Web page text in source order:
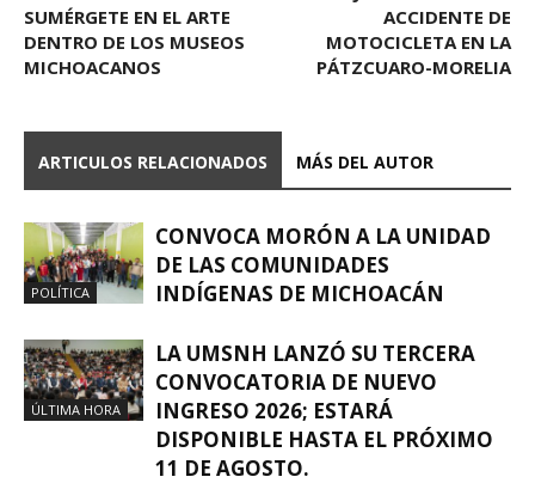
SUMÉRGETE EN EL ARTE
DENTRO DE LOS MUSEOS
MICHOACANOS
ACCIDENTE DE
MOTOCICLETA EN LA
PÁTZCUARO-MORELIA
ARTICULOS RELACIONADOS MÁS DEL AUTOR
POLÍTICA
CONVOCA MORÓN A LA UNIDAD
DE LAS COMUNIDADES
INDÍGENAS DE MICHOACÁN
ÚLTIMA HORA
LA UMSNH LANZÓ SU TERCERA
CONVOCATORIA DE NUEVO
INGRESO 2026; ESTARÁ
DISPONIBLE HASTA EL PRÓXIMO
11 DE AGOSTO.